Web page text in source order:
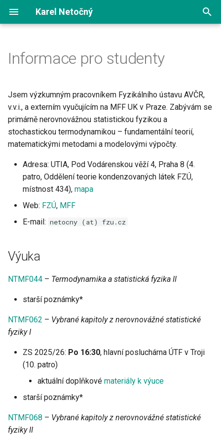
Karel Netočný
t
o
r
h
i
Výuka
Informace pro studenty
Jsem výzkumným pracovníkem Fyzikálního ústavu AVČR,
v.v.i., a externím vyučujícím na MFF UK v Praze. Zabývám se
primárně nerovnovážnou statistickou fyzikou a
stochastickou termodynamikou – fundamentální teorií,
matematickými metodami a modelovými výpočty.
Adresa: UTIA, Pod Vodárenskou věží 4, Praha 8 (4.
patro, Oddělení teorie kondenzovaných látek FZÚ,
místnost 434), mapa
Web: FZÚ, MFF
E-mail: netocny (at) fzu.cz
Výuka
NTMF044 – Termodynamika a statistická fyzika II
starší poznámky*
NTMF062 – Vybrané kapitoly z nerovnovážné statistické
fyziky I
ZS 2025/26: Po 16:30, hlavní posluchárna ÚTF v Troji
(10. patro)
aktuální doplňkové materiály k výuce
starší poznámky*
NTMF068 – Vybrané kapitoly z nerovnovážné statistické
fyziky II